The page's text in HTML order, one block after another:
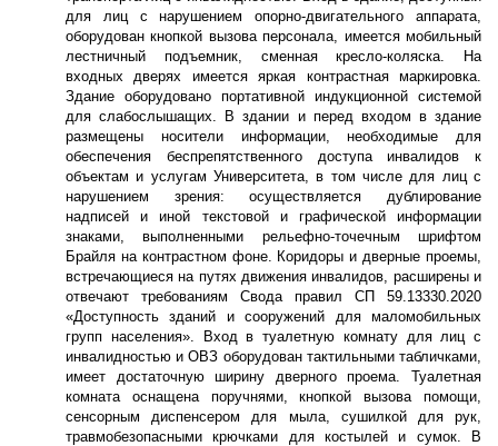
для лиц с нарушением опорно-двигательного аппарата,
оборудован кнопкой вызова персонала, имеется мобильный
лестничный подъемник, сменная кресло-коляска. На
входных дверях имеется яркая контрастная маркировка.
Здание оборудовано портативной индукционной системой
для слабослышащих. В здании и перед входом в здание
размещены носители информации, необходимые для
обеспечения беспрепятственного доступа инвалидов к
объектам и услугам Университета, в том числе для лиц с
нарушением зрения: осуществляется дублирование
надписей и иной текстовой и графической информации
знаками, выполненными рельефно-точечным шрифтом
Брайля на контрастном фоне. Коридоры и дверные проемы,
встречающиеся на путях движения инвалидов, расширены и
отвечают требованиям Свода правил СП 59.13330.2020
«Доступность зданий и сооружений для маломобильных
групп населения». Вход в туалетную комнату для лиц с
инвалидностью и ОВЗ оборудован тактильными табличками,
имеет достаточную ширину дверного проема. Туалетная
комната оснащена поручнями, кнопкой вызова помощи,
сенсорным диспенсером для мыла, сушилкой для рук,
травмобезопасными крючками для костылей и сумок. В